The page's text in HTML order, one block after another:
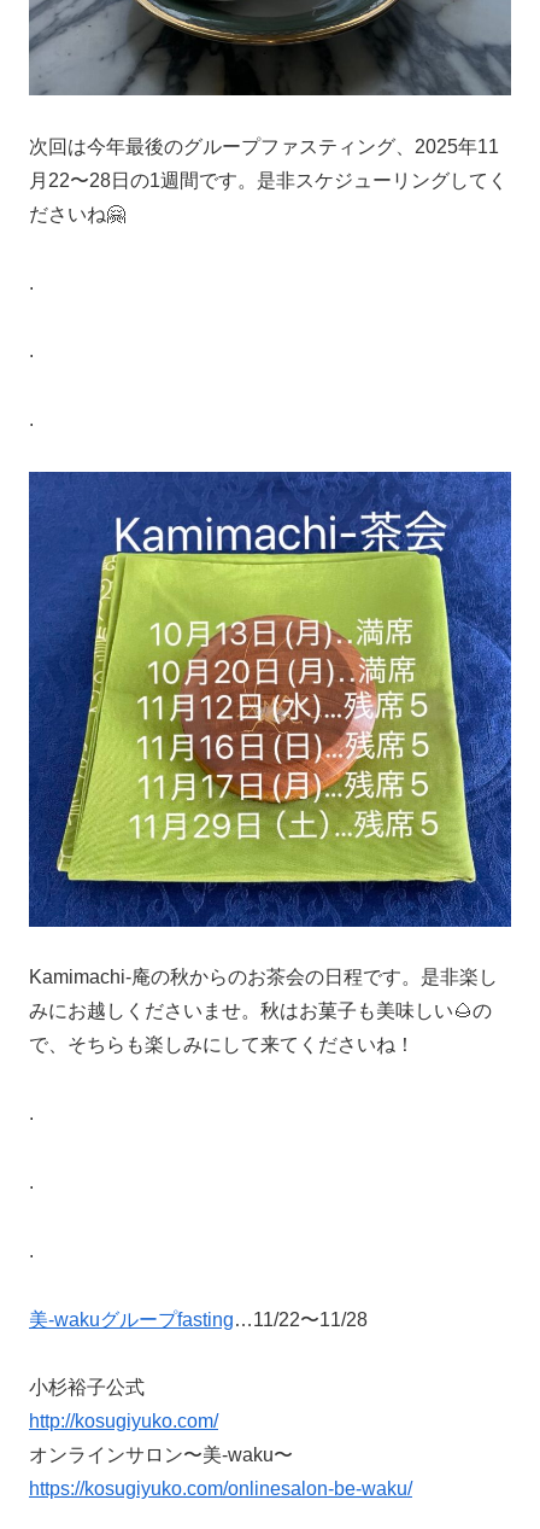
次回は今年最後のグループファスティング、2025年11
月22〜28日の1週間です。是非スケジューリングしてく
ださいね🤗
.
.
.
Kamimachi-庵の秋からのお茶会の日程です。是非楽し
みにお越しくださいませ。秋はお菓子も美味しい🌰の
で、そちらも楽しみにして来てくださいね！
.
.
.
美-wakuグループfasting…11/22〜11/28
小杉裕子公式
http://kosugiyuko.com/
オンラインサロン〜美-waku〜
https://kosugiyuko.com/onlinesalon-be-waku/